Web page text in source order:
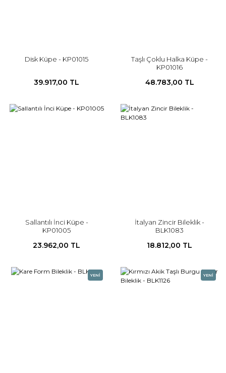
Disk Küpe - KP01015
39.917,00 TL
Taşlı Çoklu Halka Küpe -
KP01016
48.783,00 TL
Sallantılı İnci Küpe -
KP01005
23.962,00 TL
İtalyan Zincir Bileklik -
BLK1083
18.812,00 TL
YENİ YENİ